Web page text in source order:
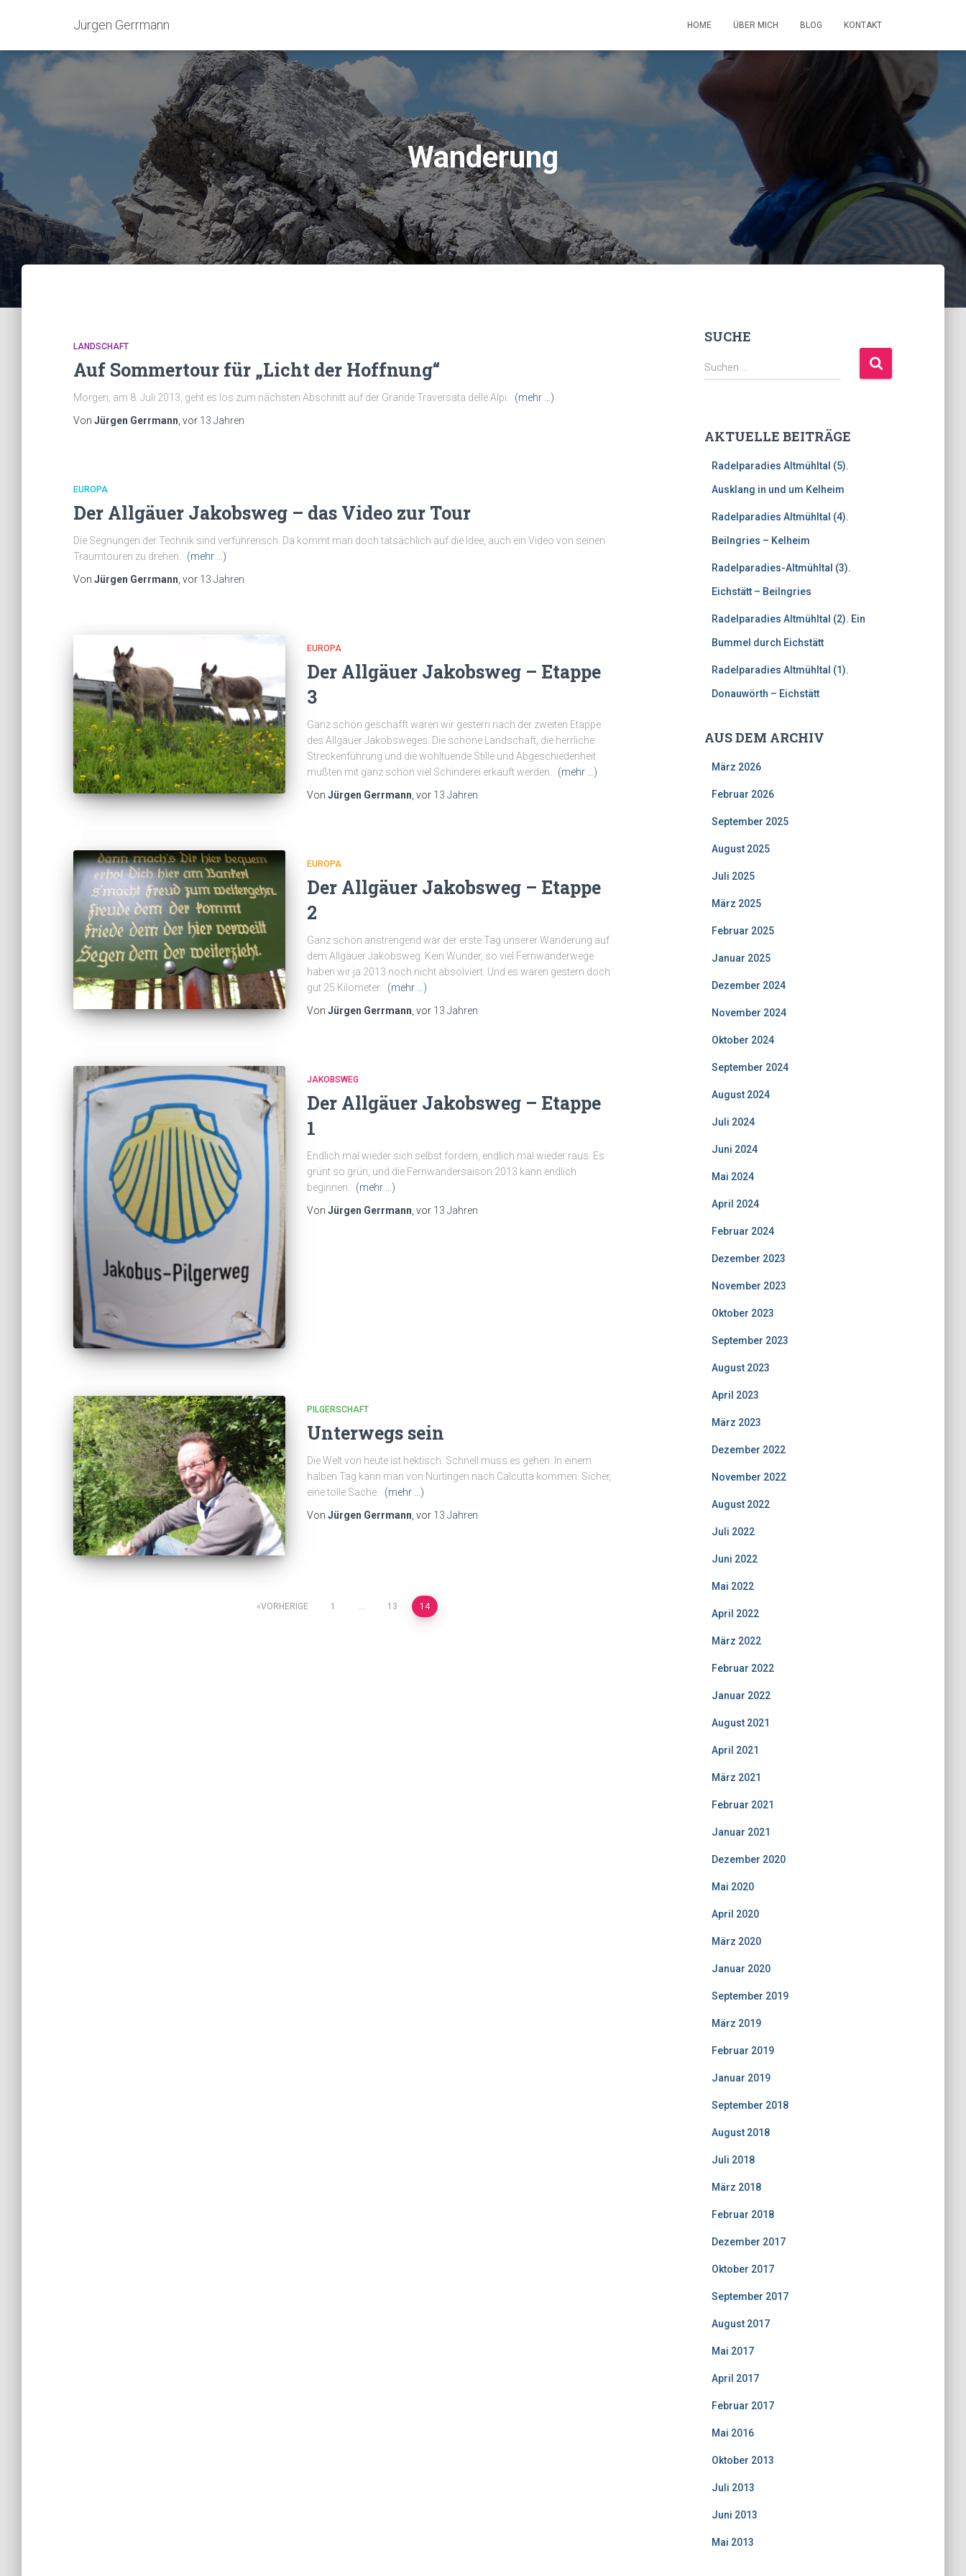
Jürgen Gerrmann HOME ÜBER MICH BLOG KONTAKT
Wanderung
LANDSCHAFT
Auf Sommertour für „Licht der Hoffnung“
Morgen, am 8. Juli 2013, geht es los zum nächsten Abschnitt auf der Grande Traversata delle Alpi.
(mehr …)
Von Jürgen Gerrmann , vor 13 Jahren
EUROPA
Der Allgäuer Jakobsweg – das Video zur Tour
Die Segnungen der Technik sind verführerisch. Da kommt man doch tatsächlich auf die Idee, auch ein Video von seinen
Traumtouren zu drehen.
(mehr …)
Von Jürgen Gerrmann , vor 13 Jahren
EUROPA
Der Allgäuer Jakobsweg – Etappe
3
Ganz schön geschafft waren wir gestern nach der zweiten Etappe
des Allgäuer Jakobsweges. Die schöne Landschaft, die herrliche
Streckenführung und die wohltuende Stille und Abgeschiedenheit
mußten mit ganz schön viel Schinderei erkauft werden.
(mehr …)
Von Jürgen Gerrmann , vor 13 Jahren
EUROPA
Der Allgäuer Jakobsweg – Etappe
2
Ganz schön anstrengend war der erste Tag unserer Wanderung auf
dem Allgäuer Jakobsweg. Kein Wunder, so viel Fernwanderwege
haben wir ja 2013 noch nicht absolviert. Und es waren gestern doch
gut 25 Kilometer.
(mehr …)
Von Jürgen Gerrmann , vor 13 Jahren
JAKOBSWEG
Der Allgäuer Jakobsweg – Etappe
1
Endlich mal wieder sich selbst fordern, endlich mal wieder raus. Es
grünt so grün, und die Fernwandersaison 2013 kann endlich
beginnen.
(mehr …)
Von Jürgen Gerrmann , vor 13 Jahren
PILGERSCHAFT
Unterwegs sein
Die Welt von heute ist hektisch. Schnell muss es gehen. In einem
halben Tag kann man von Nürtingen nach Calcutta kommen. Sicher,
eine tolle Sache.
(mehr …)
Von Jürgen Gerrmann, vor 13 Jahren
Beitragsnavigation
VORHERIGE 1 13 14
SUCHE
S
u
n
Suchen …
AKTUELLE BEITRÄGE
Radelparadies Altmühltal (5).
Ausklang in und um Kelheim
Radelparadies Altmühltal (4).
Beilngries – Kelheim
Radelparadies-Altmühltal (3).
Eichstätt – Beilngries
Radelparadies Altmühltal (2). Ein
Bummel durch Eichstätt
Radelparadies Altmühltal (1).
Donauwörth – Eichstätt
AUS DEM ARCHIV
März 2026
Februar 2026
September 2025
August 2025
Juli 2025
März 2025
Februar 2025
Januar 2025
Dezember 2024
November 2024
Oktober 2024
September 2024
August 2024
Juli 2024
Juni 2024
Mai 2024
April 2024
Februar 2024
Dezember 2023
November 2023
Oktober 2023
September 2023
August 2023
April 2023
März 2023
Dezember 2022
November 2022
August 2022
Juli 2022
Juni 2022
Mai 2022
April 2022
März 2022
Februar 2022
Januar 2022
August 2021
April 2021
März 2021
Februar 2021
Januar 2021
Dezember 2020
Mai 2020
April 2020
März 2020
Januar 2020
September 2019
März 2019
Februar 2019
Januar 2019
September 2018
August 2018
Juli 2018
März 2018
Februar 2018
Dezember 2017
Oktober 2017
September 2017
August 2017
Mai 2017
April 2017
Februar 2017
Mai 2016
Oktober 2013
Juli 2013
Juni 2013
Mai 2013